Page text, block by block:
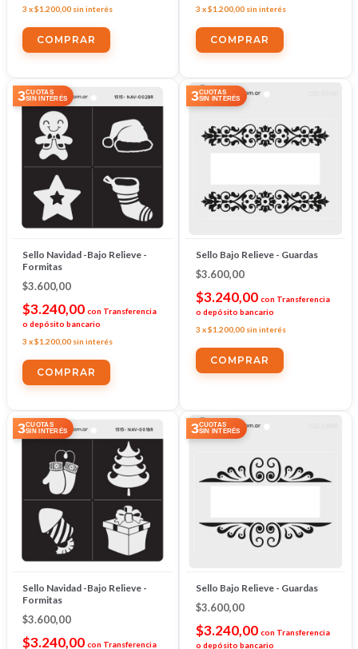
3 x$1.200,00 sin interés
3 x$1.200,00 sin interés
3CUOTAS
SIN INTERÉS
Sello Navidad -Bajo Relieve -
Formitas
$3.600,00
$3.240,00 con Transferencia
o depósito bancario
3 x$1.200,00 sin interés
3CUOTAS
SIN INTERÉS
Sello Bajo Relieve - Guardas
$3.600,00
$3.240,00 con Transferencia
o depósito bancario
3 x$1.200,00 sin interés
3CUOTAS
SIN INTERÉS
Sello Navidad -Bajo Relieve -
Formitas
$3.600,00
$3.240,00 con Transferencia
3CUOTAS
SIN INTERÉS
Sello Bajo Relieve - Guardas
$3.600,00
$3.240,00 con Transferencia
o depósito bancario